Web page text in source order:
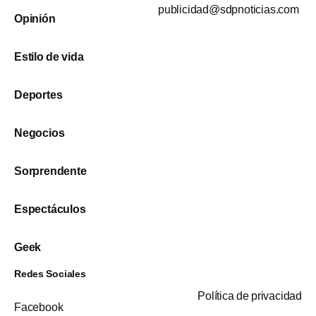
Opinión
Estilo de vida
Deportes
Negocios
Sorprendente
Espectáculos
Geek
publicidad@sdpnoticias.com
Redes Sociales
Facebook
Política de privacidad